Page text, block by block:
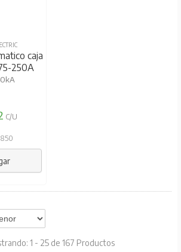
caja
250A
C/U
1 - 25 de 167 Productos